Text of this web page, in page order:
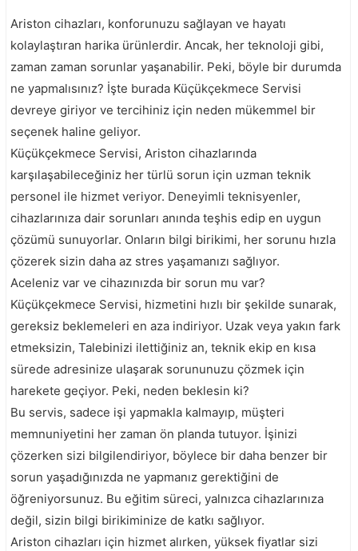
Ariston cihazları, konforunuzu sağlayan ve hayatı
kolaylaştıran harika ürünlerdir. Ancak, her teknoloji gibi,
zaman zaman sorunlar yaşanabilir. Peki, böyle bir durumda
ne yapmalısınız? İşte burada Küçükçekmece Servisi
devreye giriyor ve tercihiniz için neden mükemmel bir
seçenek haline geliyor.
Küçükçekmece Servisi, Ariston cihazlarında
karşılaşabileceğiniz her türlü sorun için uzman teknik
personel ile hizmet veriyor. Deneyimli teknisyenler,
cihazlarınıza dair sorunları anında teşhis edip en uygun
çözümü sunuyorlar. Onların bilgi birikimi, her sorunu hızla
çözerek sizin daha az stres yaşamanızı sağlıyor.
Aceleniz var ve cihazınızda bir sorun mu var?
Küçükçekmece Servisi, hizmetini hızlı bir şekilde sunarak,
gereksiz beklemeleri en aza indiriyor. Uzak veya yakın fark
etmeksizin, Talebinizi ilettiğiniz an, teknik ekip en kısa
sürede adresinize ulaşarak sorununuzu çözmek için
harekete geçiyor. Peki, neden beklesin ki?
Bu servis, sadece işi yapmakla kalmayıp, müşteri
memnuniyetini her zaman ön planda tutuyor. İşinizi
çözerken sizi bilgilendiriyor, böylece bir daha benzer bir
sorun yaşadığınızda ne yapmanız gerektiğini de
öğreniyorsunuz. Bu eğitim süreci, yalnızca cihazlarınıza
değil, sizin bilgi birikiminize de katkı sağlıyor.
Ariston cihazları için hizmet alırken, yüksek fiyatlar sizi